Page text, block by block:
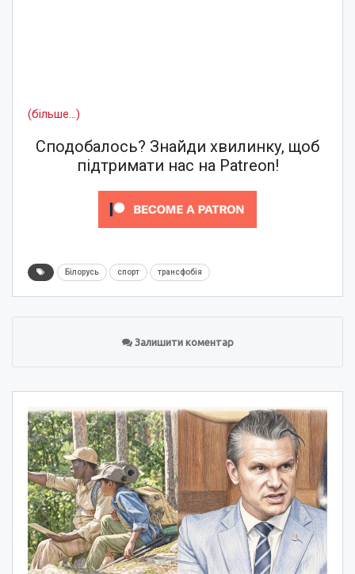
(більше…)
Сподобалось? Знайди хвилинку, щоб
підтримати нас на Patreon!
Білорусь спорт трансфобія
Залишити коментар